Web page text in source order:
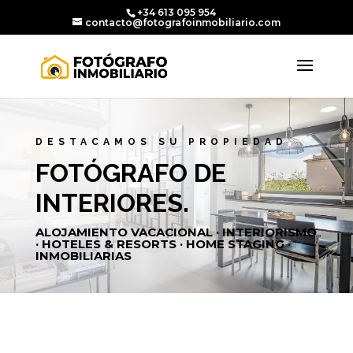
+34 613 095 954
contacto@fotografoinmobiliario.com
DESTACAMOS SU PROPIEDAD
FOTÓGRAFO DE
INTERIORES.
ALOJAMIENTO VACACIONAL · INTERIORISMO
· HOTELES & RESORTS · HOME STAGING ·
INMOBILIARIAS